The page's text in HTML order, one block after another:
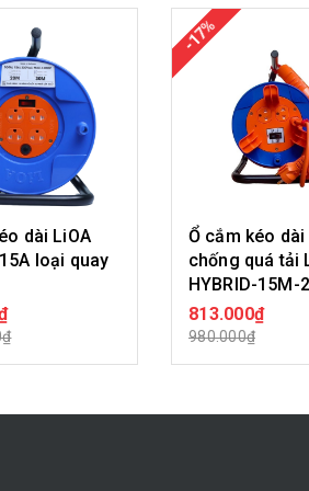
dài LiOA
loại quay
HÀNG
-17%
Ổ cắm kéo dài
chống quá tải
HYBRID-15M-
+15m
813.000₫
980.000₫
MUA